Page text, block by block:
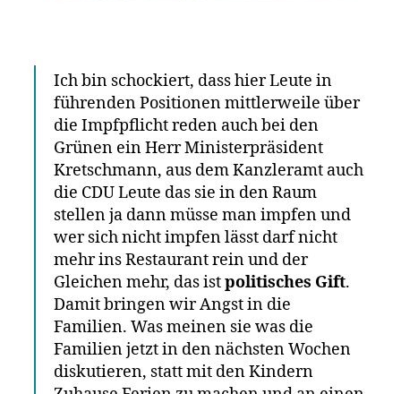
Ich bin schockiert, dass hier Leute in
führenden Positionen mittlerweile über
die Impfpflicht reden auch bei den
Grünen ein Herr Ministerpräsident
Kretschmann, aus dem Kanzleramt auch
die CDU Leute das sie in den Raum
stellen ja dann müsse man impfen und
wer sich nicht impfen lässt darf nicht
mehr ins Restaurant rein und der
Gleichen mehr, das istpolitisches Gift.
Damit bringen wir Angst in die
Familien. Was meinen sie was die
Familien jetzt in den nächsten Wochen
diskutieren, statt mit den Kindern